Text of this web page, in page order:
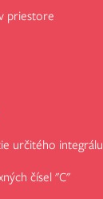
priestore
určitého integrálu
čísel "C"